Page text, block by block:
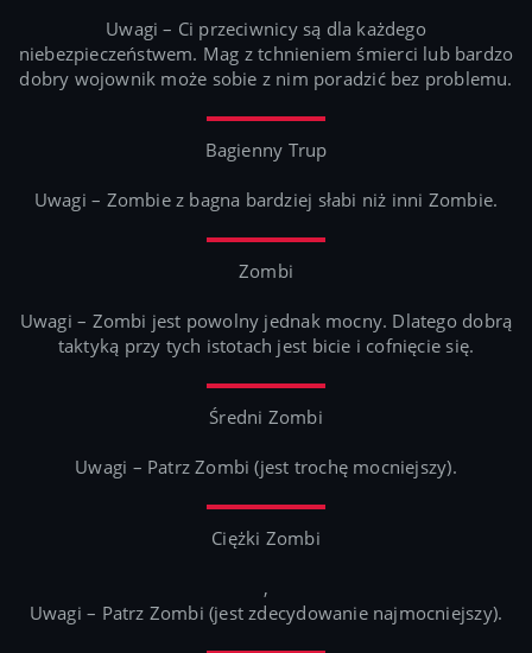
Uwagi – Ci przeciwnicy są dla każdego
niebezpieczeństwem. Mag z tchnieniem śmierci lub bardzo
dobry wojownik może sobie z nim poradzić bez problemu.
Bagienny Trup
Uwagi – Zombie z bagna bardziej słabi niż inni Zombie.
Zombi
Uwagi – Zombi jest powolny jednak mocny. Dlatego dobrą
taktyką przy tych istotach jest bicie i cofnięcie się.
Średni Zombi
Uwagi – Patrz Zombi (jest trochę mocniejszy).
Ciężki Zombi
,
Uwagi – Patrz Zombi (jest zdecydowanie najmocniejszy).